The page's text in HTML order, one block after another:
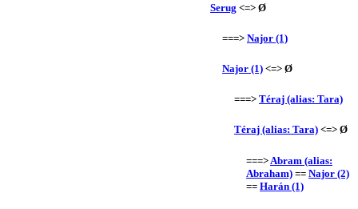
Serug <=> Ø
===> Najor (1)
Najor (1) <=> Ø
===> Téraj (alias: Tara)
Téraj (alias: Tara) <=> Ø
===> Abram (alias:
Abraham) == Najor (2)
== Harán (1)